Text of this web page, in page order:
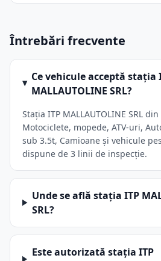
Întrebări frecvente
Ce vehicule acceptă stația
MALLAUTOLINE SRL?
Stația ITP MALLAUTOLINE SRL
Motociclete, mopede, ATV-uri,
sub 3.5t, Camioane și vehicule
dispune de 3 linii de inspecție.
Unde se află stația ITP
SRL?
Este autorizată stația ITP